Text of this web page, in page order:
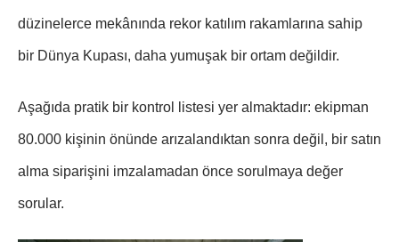
düzinelerce mekânında rekor katılım rakamlarına sahip
bir Dünya Kupası, daha yumuşak bir ortam değildir.
Aşağıda pratik bir kontrol listesi yer almaktadır: ekipman
80.000 kişinin önünde arızalandıktan sonra değil, bir satın
alma siparişini imzalamadan önce sorulmaya değer
sorular.